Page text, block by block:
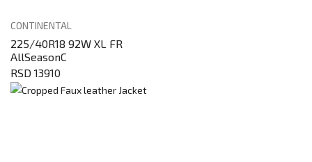
CONTINENTAL
225/40R18 92W XL FR
AllSeasonC
RSD 13910